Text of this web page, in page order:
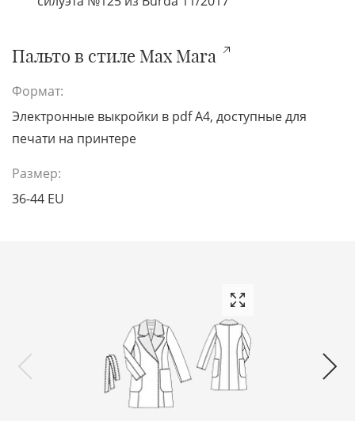
Пальто в стиле Max Mara
Формат:
Электронные выкройки в pdf A4, доступные для
печати на принтере
Размер:
36-44 EU